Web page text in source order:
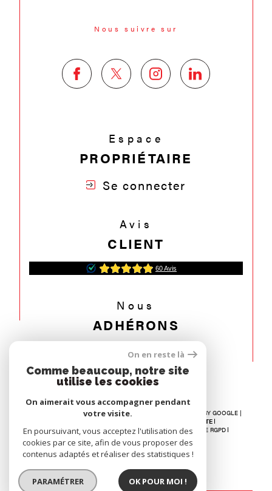
Nous suivre sur
Espace
PROPRIÉTAIRE
Se connecter
Avis
CLIENT
Nous
ADHÉRONS
© 2026 | TOUS DROITS RÉSERVÉS | TRADUCTION POWERED BY GOOGLE |
PLAN DU SITE
MENTIONS LÉGALES
ADMIN NOS LIENS
POLITIQUE RGPD
On en reste là
Comme beaucoup, notre site
utilise les cookies
On aimerait vous accompagner pendant
votre visite.
En poursuivant, vous acceptez l'utilisation des
cookies par ce site, afin de vous proposer des
contenus adaptés et réaliser des statistiques !
PARAMÉTRER OK POUR MOI !